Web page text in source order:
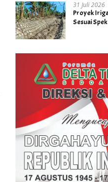
31 Juli 2026
Proyek
Sesuai Spek